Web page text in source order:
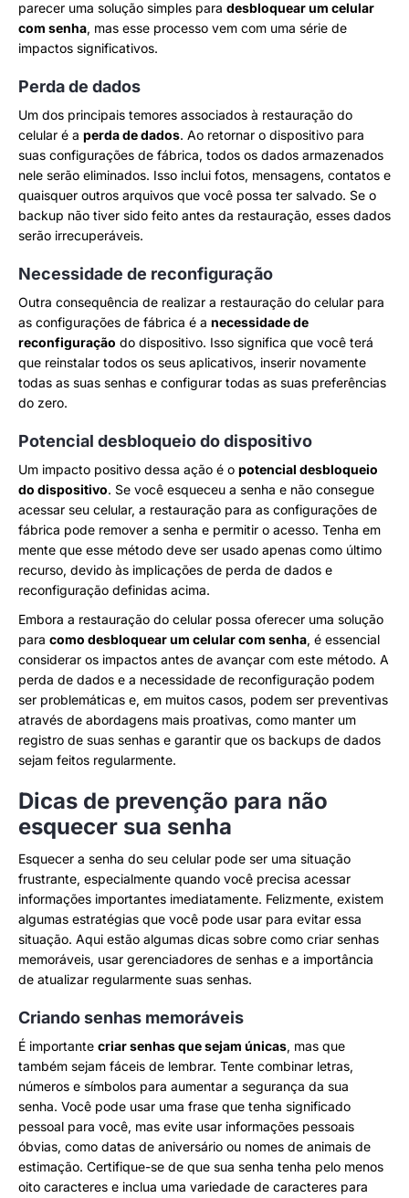
parecer uma solução simples para desbloquear um celular
com senha, mas esse processo vem com uma série de
impactos significativos.
Perda de dados
Um dos principais temores associados à restauração do
celular é a perda de dados. Ao retornar o dispositivo para
suas configurações de fábrica, todos os dados armazenados
nele serão eliminados. Isso inclui fotos, mensagens, contatos e
quaisquer outros arquivos que você possa ter salvado. Se o
backup não tiver sido feito antes da restauração, esses dados
serão irrecuperáveis.
Necessidade de reconfiguração
Outra consequência de realizar a restauração do celular para
as configurações de fábrica é a necessidade de
reconfiguração do dispositivo. Isso significa que você terá
que reinstalar todos os seus aplicativos, inserir novamente
todas as suas senhas e configurar todas as suas preferências
do zero.
Potencial desbloqueio do dispositivo
Um impacto positivo dessa ação é o potencial desbloqueio
do dispositivo. Se você esqueceu a senha e não consegue
acessar seu celular, a restauração para as configurações de
fábrica pode remover a senha e permitir o acesso. Tenha em
mente que esse método deve ser usado apenas como último
recurso, devido às implicações de perda de dados e
reconfiguração definidas acima.
Embora a restauração do celular possa oferecer uma solução
para como desbloquear um celular com senha, é essencial
considerar os impactos antes de avançar com este método. A
perda de dados e a necessidade de reconfiguração podem
ser problemáticas e, em muitos casos, podem ser preventivas
através de abordagens mais proativas, como manter um
registro de suas senhas e garantir que os backups de dados
sejam feitos regularmente.
Dicas de prevenção para não
esquecer sua senha
Esquecer a senha do seu celular pode ser uma situação
frustrante, especialmente quando você precisa acessar
informações importantes imediatamente. Felizmente, existem
algumas estratégias que você pode usar para evitar essa
situação. Aqui estão algumas dicas sobre como criar senhas
memoráveis, usar gerenciadores de senhas e a importância
de atualizar regularmente suas senhas.
Criando senhas memoráveis
É importante criar senhas que sejam únicas, mas que
também sejam fáceis de lembrar. Tente combinar letras,
números e símbolos para aumentar a segurança da sua
senha. Você pode usar uma frase que tenha significado
pessoal para você, mas evite usar informações pessoais
óbvias, como datas de aniversário ou nomes de animais de
estimação. Certifique-se de que sua senha tenha pelo menos
oito caracteres e inclua uma variedade de caracteres para